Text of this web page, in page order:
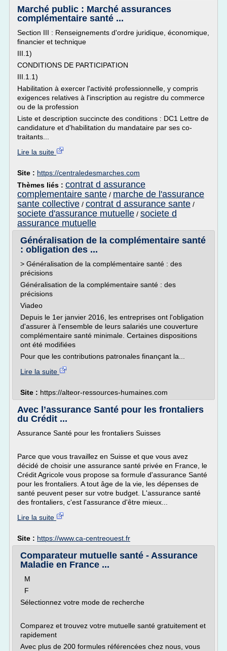
Marché public : Marché assurances
complémentaire santé ...
Section III : Renseignements d'ordre juridique, économique,
financier et technique
III.1)
CONDITIONS DE PARTICIPATION
III.1.1)
Habilitation à exercer l'activité professionnelle, y compris
exigences relatives à l'inscription au registre du commerce
ou de la profession
Liste et description succincte des conditions : DC1 Lettre de
candidature et d'habilitation du mandataire par ses co-
traitants...
Lire la suite
Site : https://centraledesmarches.com
Thèmes liés : contrat d assurance
complementaire sante / marche de l'assurance
sante collective / contrat d assurance sante /
societe d'assurance mutuelle / societe d
assurance mutuelle
Généralisation de la complémentaire santé
: obligation des ...
> Généralisation de la complémentaire santé : des
précisions
Généralisation de la complémentaire santé : des
précisions
Viadeo
Depuis le 1er janvier 2016, les entreprises ont l'obligation
d'assurer à l'ensemble de leurs salariés une couverture
complémentaire santé minimale. Certaines dispositions
ont été modifiées
Pour que les contributions patronales finançant la...
Lire la suite
Site : https://alteor-ressources-humaines.com
Avec l’assurance Santé pour les frontaliers
du Crédit ...
Assurance Santé pour les frontaliers Suisses
Parce que vous travaillez en Suisse et que vous avez
décidé de choisir une assurance santé privée en France, le
Crédit Agricole vous propose sa formule d'assurance Santé
pour les frontaliers. A tout âge de la vie, les dépenses de
santé peuvent peser sur votre budget. L'assurance santé
des frontaliers, c'est l'assurance d'être mieux...
Lire la suite
Site : https://www.ca-centreouest.fr
Comparateur mutuelle santé - Assurance
Maladie en France ...
M
F
Sélectionnez votre mode de recherche
Comparez et trouvez votre mutuelle santé gratuitement et
rapidement
Avec plus de 200 formules référencées chez nous, vous